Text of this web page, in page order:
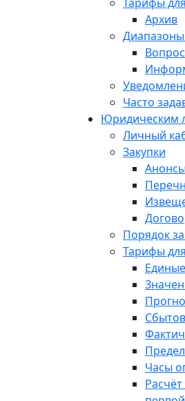
Архив
Часто
Юридическим
Личный
Закупки
Анонсы
Порядок
Тарифы
Часы